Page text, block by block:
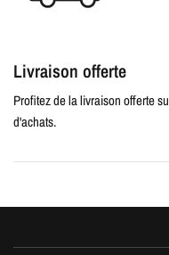
Livraison offerte
Profitez de la livraison offerte
d'achats.